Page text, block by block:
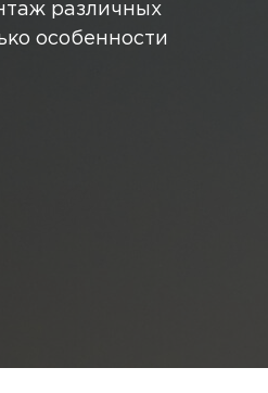
различных
особенности